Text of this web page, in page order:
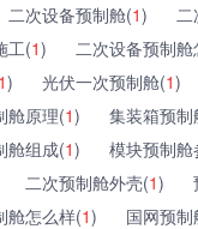
二次设备预制舱(1)
工(1)
二次设备预制
1) 光伏一次预制舱(1)
舱原理(1)
集装箱预
舱组成(1)
模块预制
二次预制舱外壳(1)
舱怎么样(1)
国网预